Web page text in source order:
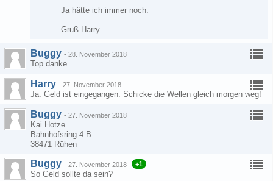
Ja hätte ich immer noch.
Gruß Harry
Buggy - 28. November 2018
Top danke
Harry - 27. November 2018
Ja. Geld ist eingegangen. Schicke die Wellen gleich morgen weg!
Buggy - 27. November 2018
Kai Hotze
Bahnhofsring 4 B
38471 Rühen
Buggy - 27. November 2018 +1
So Geld sollte da sein?